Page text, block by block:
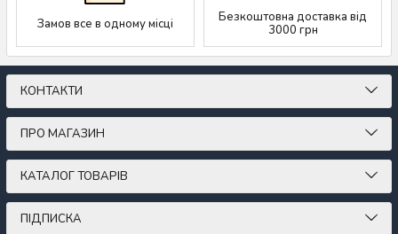
Замов все в одному місці
Безкоштовна доставка від
3000 грн
КОНТАКТИ
ПРО МАГАЗИН
КАТАЛОГ ТОВАРІВ
ПІДПИСКА